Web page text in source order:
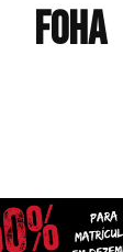
FOHA